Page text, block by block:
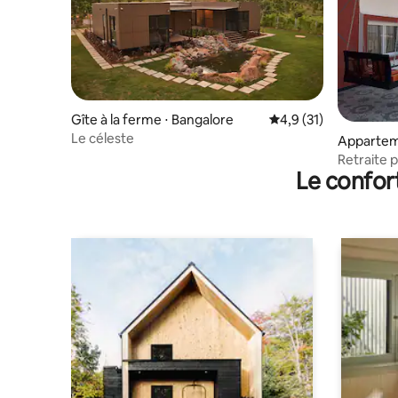
Gîte à la ferme ⋅ Bangalore Évaluation moyenne
4,9 (31)
Le céleste
Retraite
toit, vue
Le